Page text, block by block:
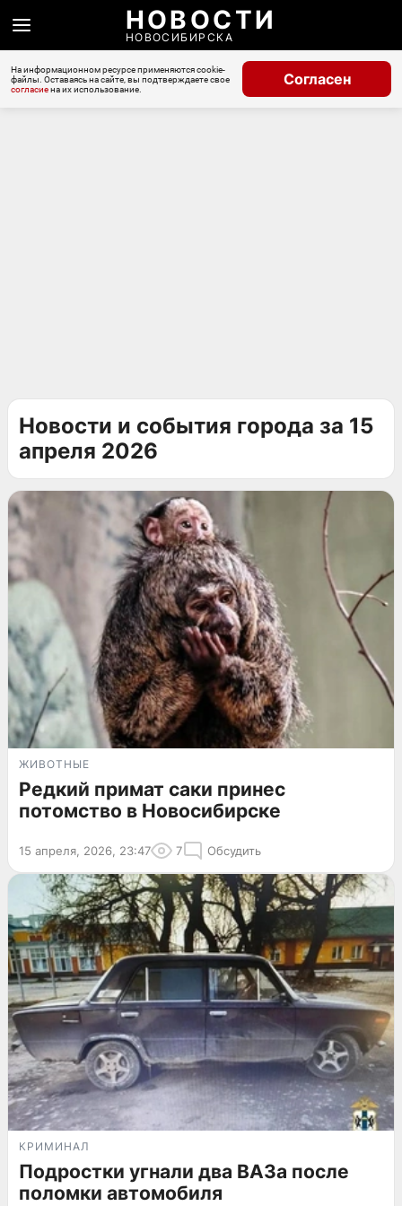
НОВОСТИ
НОВОСИБИРСКА
На информационном ресурсе применяются cookie-
файлы. Оставаясь на сайте, вы подтверждаете свое
согласиена их использование.
Согласен
Новости и события города за 15
апреля 2026
ЖИВОТНЫЕ
Редкий примат саки принес
потомство в Новосибирске
15 апреля, 2026, 23:47 7 Обсудить
КРИМИНАЛ
Подростки угнали два ВАЗа после
поломки автомобиля